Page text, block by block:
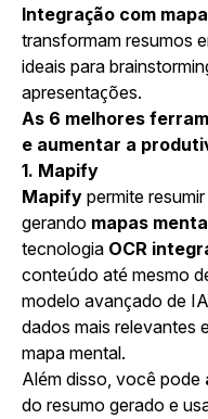
Integração com
transformam resumos
ideais para
apresentações.
As 6 melhores
e aumentar a
1. Mapify
Mapify permite
gerando mapas
tecnologia OCR
conteúdo até mesmo
modelo avançado de
dados mais relevantes
mapa mental.
Além disso, você pode
do resumo gerado e